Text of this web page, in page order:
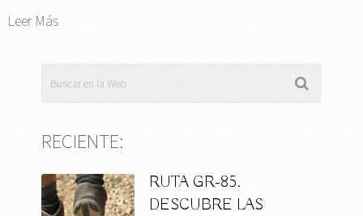
Leer Más
RECIENTE:
RUTA GR-85.
DESCUBRE LAS